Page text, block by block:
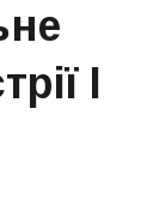
І